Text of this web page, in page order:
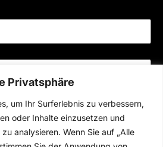
Privatsphäre
um Ihr Surferlebnis zu verbessern,
oder Inhalte einzusetzen und
analysieren. Wenn Sie auf „Alle
versendet Newsletter per E-Mail, mit welchen wir